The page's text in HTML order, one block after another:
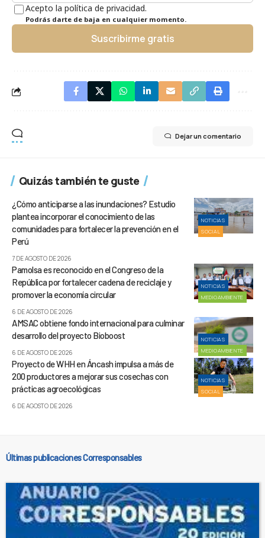
Acepto la política de privacidad.
Podrás darte de baja en cualquier momento.
Suscribirme gratis
Dejar un comentario
Quizás también te guste
NOTICIAS
SOCIAL
¿Cómo anticiparse a las inundaciones? Estudio
plantea incorporar el conocimiento de las
comunidades para fortalecer la prevención en el
Perú
7 DE AGOSTO DE 2026
NOTICIAS
MEDIOAMBIENTE
Pamolsa es reconocido en el Congreso de la
República por fortalecer cadena de reciclaje y
promover la economía circular
6 DE AGOSTO DE 2026
NOTICIAS
MEDIOAMBIENTE
AMSAC obtiene fondo internacional para culminar
desarrollo del proyecto Bioboost
6 DE AGOSTO DE 2026
NOTICIAS
SOCIAL
Proyecto de WHH en Áncash impulsa a más de
200 productores a mejorar sus cosechas con
prácticas agroecológicas
6 DE AGOSTO DE 2026
Últimas publicaciones Corresponsables